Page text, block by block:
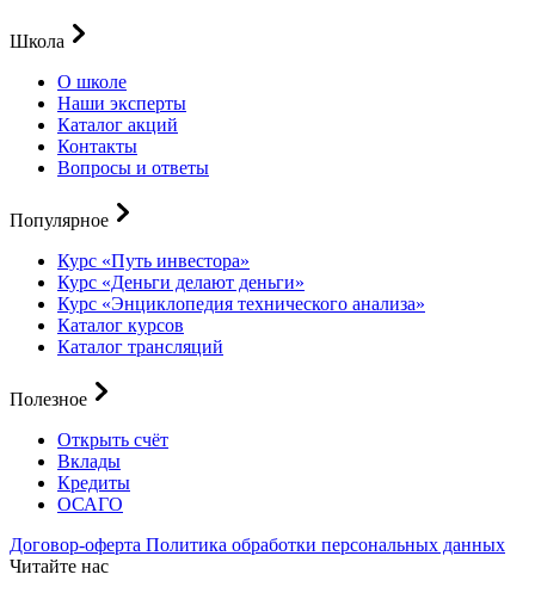
Школа
О школе
Наши эксперты
Каталог акций
Контакты
Вопросы и ответы
Популярное
Курс «Путь инвестора»
Курс «Деньги делают деньги»
Курс «Энциклопедия технического анализа»
Каталог курсов
Каталог трансляций
Полезное
Открыть счёт
Вклады
Кредиты
ОСАГО
Договор-оферта Политика обработки персональных данных
Читайте нас